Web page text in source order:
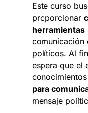
Este curso
proporcionar
herramientas
comunicación
políticos. Al
espera que el
para
mensaje